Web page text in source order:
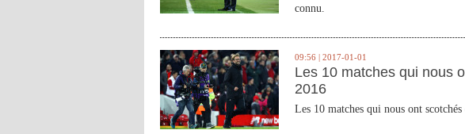
connu.
09:56 | 2017-01-01
Les 10 matches qui nous
2016
Les 10 matches qui nous ont scotchés